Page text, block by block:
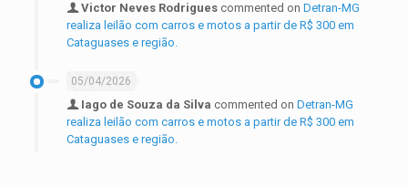
Victor Neves Rodrigues commented on Detran-MG
realiza leilão com carros e motos a partir de R$ 300 em
Cataguases e região.
05/04/2026
Iago de Souza da Silva commented on Detran-MG
realiza leilão com carros e motos a partir de R$ 300 em
Cataguases e região.